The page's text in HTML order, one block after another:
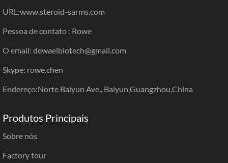
URL:www.steroid-sarms.com
Pessoa de contato : Rowe
O email: dewaelbiotech@gmail.com
Skype: rowe.chen
Endereço:Norte Baiyun Ave., Baiyun,Guangzhou,China
Produtos Principais
Sobre nós
Factory tour